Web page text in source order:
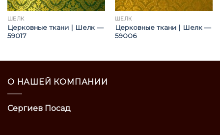
ШЁЛК
Церковные ткани | Шелк —
59017
ШЁЛК
Церковные ткани | Шелк —
59006
О НАШЕЙ КОМПАНИИ
Сергиев Посад